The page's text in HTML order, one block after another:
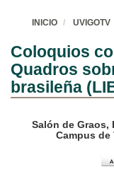
INICIO UVIGOTV
Coloquios
Quadros
brasileña
Salón de Graos,
Campus de